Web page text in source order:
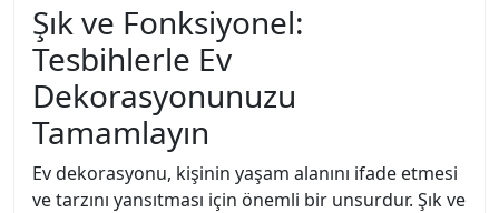
Şık ve Fonksiyonel:
Tesbihlerle Ev
Dekorasyonunuzu
Tamamlayın
Ev dekorasyonu, kişinin yaşam alanını ifade etmesi
ve tarzını yansıtması için önemli bir unsurdur. Şık ve